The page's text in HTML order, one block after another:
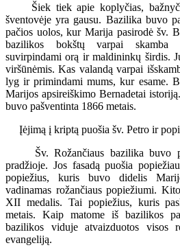
Šiek tiek apie koplyčias,
šventovėje yra gausu. Bazilika buvo
pačios uolos, kur Marija pasirodė šv.
bazilikos bokštų varpai skamba
suvirpindami orą ir maldininkų širdis.
viršūnėmis. Kas valandą varpai
lyg ir primindami mums, kur esame.
Marijos apsireiškimo Bernadetai
buvo pašventinta 1866 metais.
Įėjimą į kriptą puošia šv. Petro ir
Šv. Rožančiaus bazilika buvo
pradžioje. Jos fasadą puošia
popiežius, kuris buvo didelis
vadinamas rožančiaus popiežiumi.
XII medalis. Tai popiežius, kuris
metais. Kaip matome iš bazilikos
bazilikos viduje atvaizduotos visos
evangeliją.